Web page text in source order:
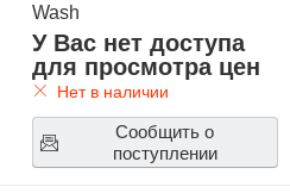
Wash
У Вас нет доступа
для просмотра цен
Нет в наличии
Сообщить о
поступлении